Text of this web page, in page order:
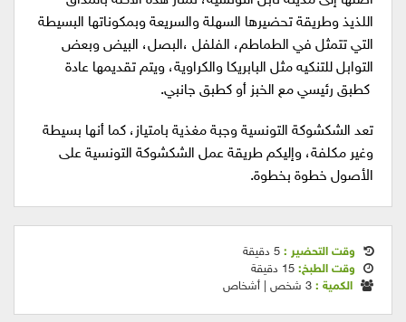
اللذيذ وطريقة تحضيرها السهلة والسريعة وبمكوناتها البسيطة
التي تتمثل في الطماطم، الفلفل ،البصل، البيض وبعض
التوابل للتنكيه مثل البابريكا والكراوية، ويتم تقديمها عادة
كطبق رئيسي مع الخبز أو كطبق جانبي.
تعد الشكشوكة التونسية وجبة مغذية بامتياز، كما أنها بسيطة
وغير مكلفة، وإليكم طريقة عمل الشكشوكة التونسية على
الأصول خطوة بخطوة.
وقت التحضير : 5 دقيقة
وقت الطبخ: 15 دقيقة
الكمية : 3 شخص | أشخاص